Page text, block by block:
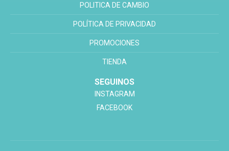
POLITICA DE CAMBIO
POLÍTICA DE PRIVACIDAD
PROMOCIONES
TIENDA
SEGUINOS
INSTAGRAM
FACEBOOK